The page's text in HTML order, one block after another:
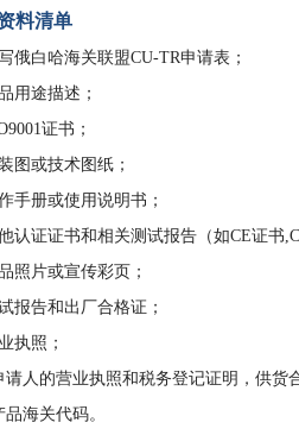
料清单
俄白哈海关联盟CU-TR申请表；
用途描述；
证书；
图或技术图纸；
手册或使用说明书；
认证证书和相关测试报告（如CE证书
照片或宣传彩页；
报告和出厂合格证；
执照；
请人的营业执照和税务登记证明，供货
品海关代码。